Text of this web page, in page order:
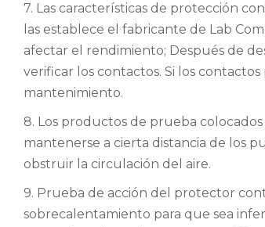
7. Las características de protección
las establece el fabricante de Lab
afectar el rendimiento; Después de
verificar los contactos. Si los
mantenimiento.
8. Los productos de prueba
mantenerse a cierta distancia de los
obstruir la circulación del aire.
9. Prueba de acción del protector
sobrecalentamiento para que sea